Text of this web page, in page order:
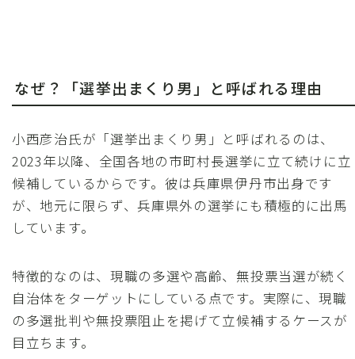
なぜ？「選挙出まくり男」と呼ばれる理由
小西彦治氏が「選挙出まくり男」と呼ばれるのは、
2023年以降、全国各地の市町村長選挙に立て続けに立
候補しているからです。彼は兵庫県伊丹市出身です
が、地元に限らず、兵庫県外の選挙にも積極的に出馬
しています。
特徴的なのは、現職の多選や高齢、無投票当選が続く
自治体をターゲットにしている点です。実際に、現職
の多選批判や無投票阻止を掲げて立候補するケースが
目立ちます。